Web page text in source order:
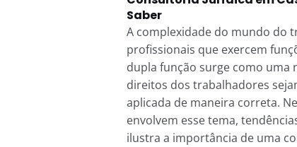
Saber
A complexidade do mundo do
profissionais que exercem
dupla função surge como uma
direitos dos trabalhadores
aplicada de maneira correta.
envolvem esse tema,
ilustra a importância de uma